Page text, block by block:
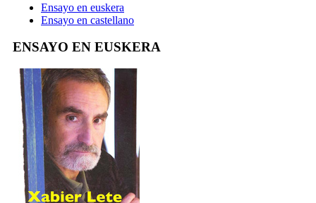
Ensayo en euskera
Ensayo en castellano
ENSAYO EN EUSKERA